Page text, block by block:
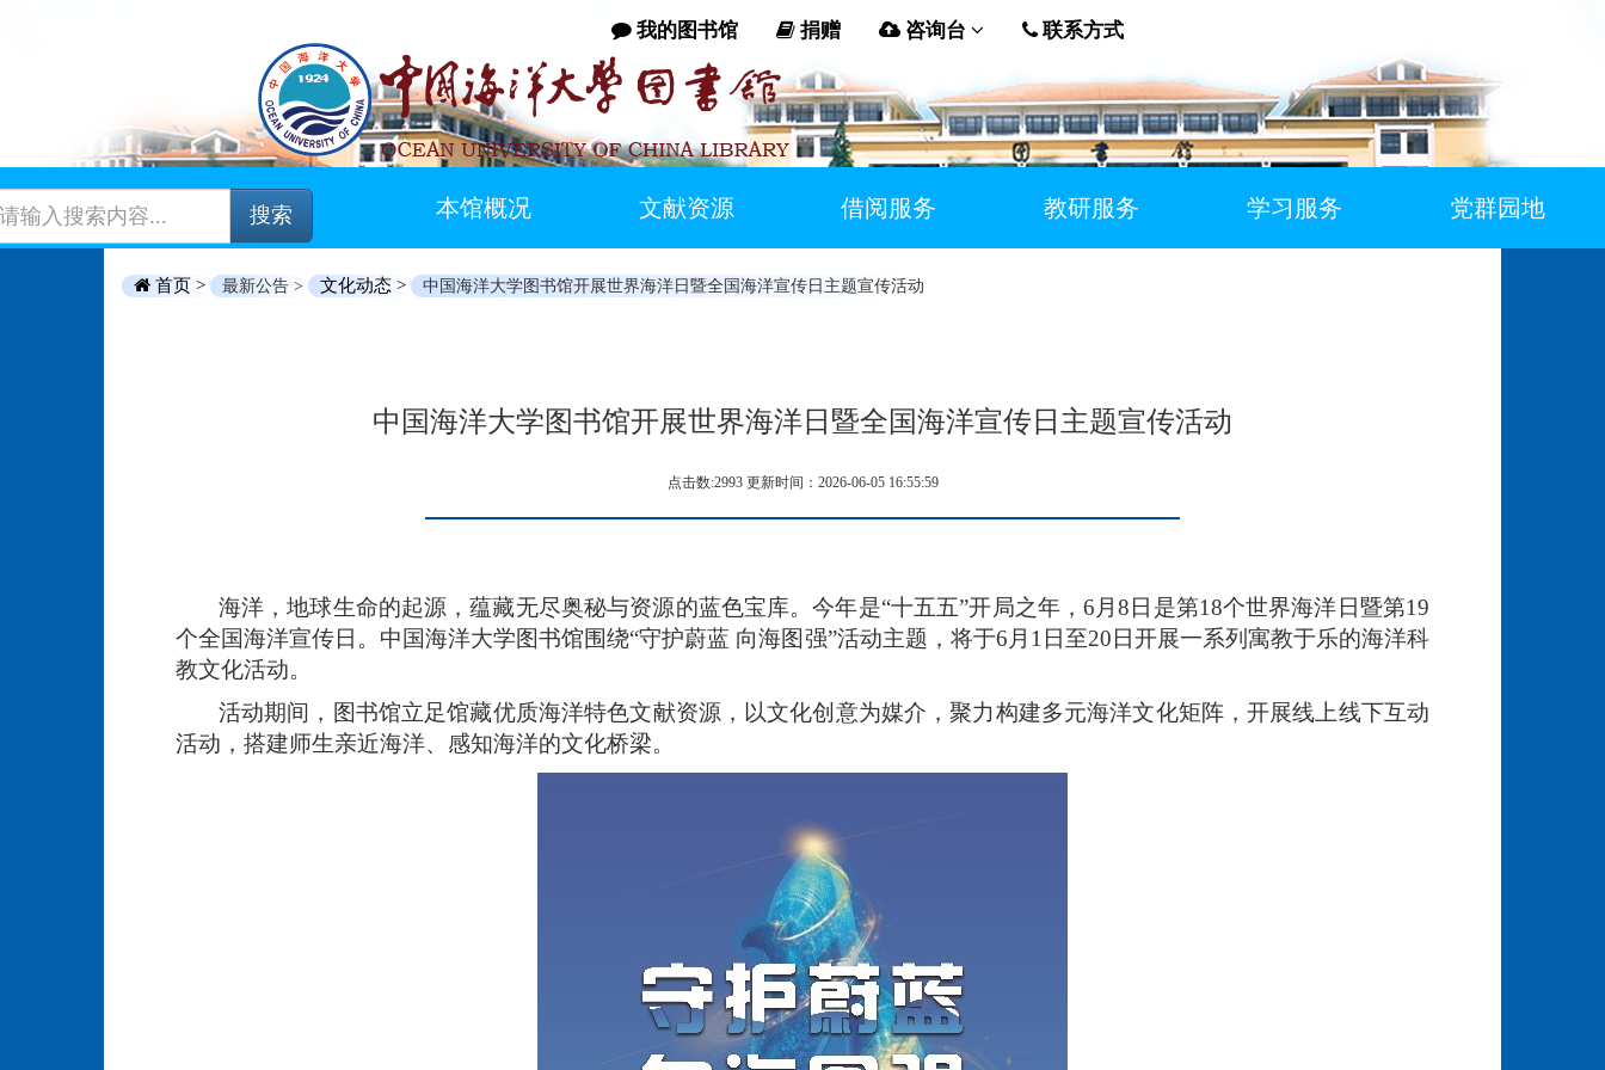
我的图书馆 捐赠 咨询台 联系方式
搜索 本馆概况 文献资源 借阅服务 教研服务 学习服务 党群园地
首页 > 最新公告 > 文化动态 > 中国海洋大学图书馆开展世界海洋日暨全国海洋宣传日主题宣传活动
中国海洋大学图书馆开展世界海洋日暨全国海洋宣传日主题宣传活动
点击数:2993 更新时间：2026-06-05 16:55:59
海洋，地球生命的起源，蕴藏无尽奥秘与资源的蓝色宝库。今年是“十五五”开局之年，6月8日是第18个世界海洋日暨第19
个全国海洋宣传日。中国海洋大学图书馆围绕“守护蔚蓝 向海图强”活动主题，将于6月1日至20日开展一系列寓教于乐的海洋科
教文化活动。
活动期间，图书馆立足馆藏优质海洋特色文献资源，以文化创意为媒介，聚力构建多元海洋文化矩阵，开展线上线下互动
活动，搭建师生亲近海洋、感知海洋的文化桥梁。